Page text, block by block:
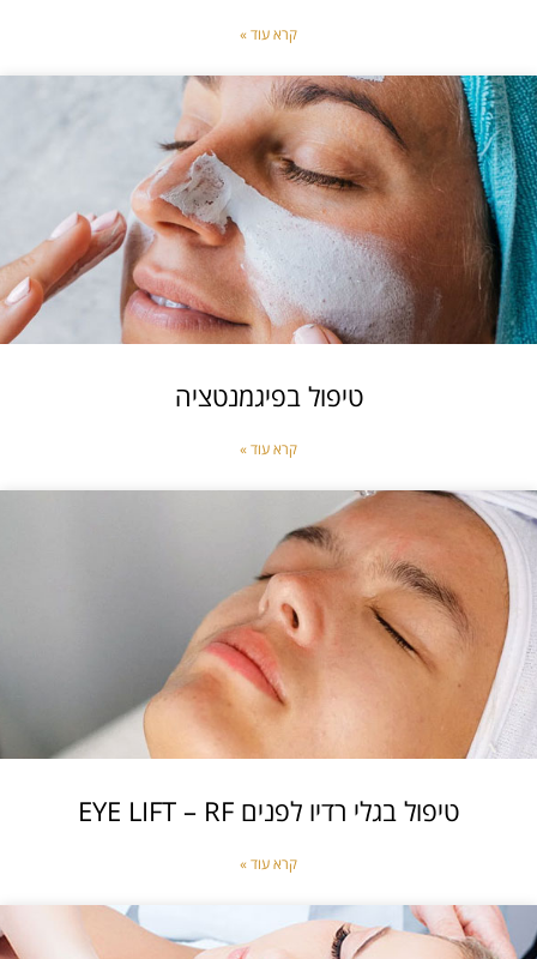
קרא עוד »
טיפול בפיגמנטציה
קרא עוד »
טיפול בגלי רדיו לפנים EYE LIFT – RF
קרא עוד »